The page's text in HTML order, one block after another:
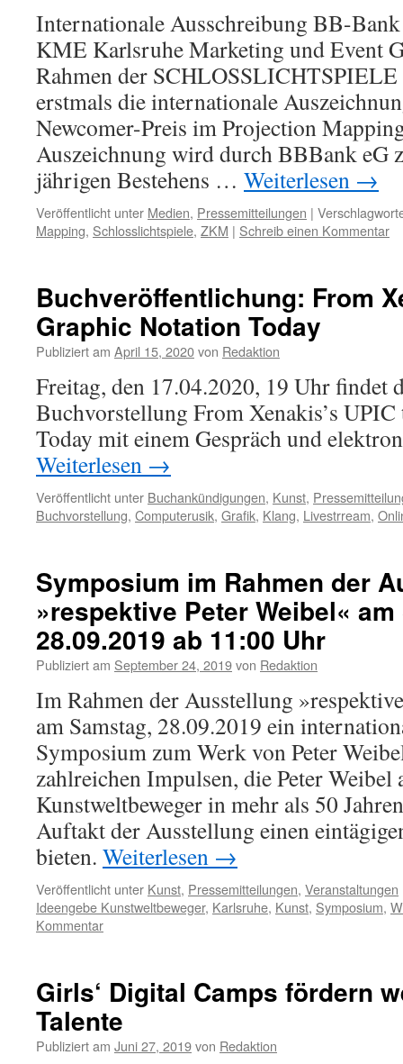
Internationale Ausschreibung BB-
KME Karlsruhe Marketing und Event
Rahmen der
erstmals die internationale
Newcomer-Preis im Projection
Auszeichnung wird durch BBBank eG
jährigen Bestehens … Weiterlesen →
Veröffentlicht unter Medien, Pressemitteilungen |
Mapping, Schlosslichtspiele, ZKM | Schreib einen Kommentar
Buchveröffentlichung: From
Graphic Notation Today
Publiziert am April 15, 2020von Redaktion
Freitag, den 17.04.2020, 19 Uhr findet
Buchvorstellung From Xenakis’s
Today mit einem Gespräch und
Weiterlesen →
Veröffentlicht unter Buchankündigungen, Kunst,
Buchvorstellung, Computerusik, Grafik, Klang, Livestrream,
Symposium im Rahmen der
»respektive Peter Weibel«
28.09.2019 ab 11:00 Uhr
Publiziert am September 24, 2019von Redaktion
Im Rahmen der Ausstellung
am Samstag, 28.09.2019 ein
Symposium zum Werk von Peter
zahlreichen Impulsen, die Peter Weibel
Kunstweltbeweger in mehr als 50
Auftakt der Ausstellung einen
bieten. Weiterlesen →
Veröffentlicht unter Kunst, Pressemitteilungen, Veranstaltungen
Ideengebe Kunstweltbeweger, Karlsruhe, Kunst, Symposium,
Kommentar
Girls‘ Digital Camps fördern
Talente
Publiziert am Juni 27, 2019von Redaktion